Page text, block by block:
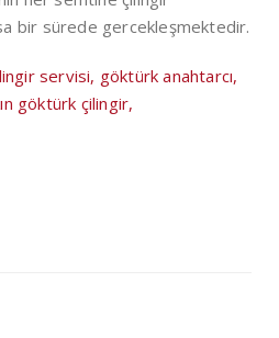
bir sürede gercekleşmektedir.
servisi, göktürk anahtarcı,
göktürk çilingir,